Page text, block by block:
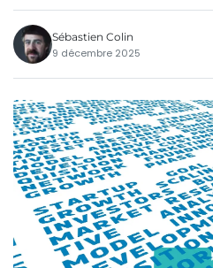
Sébastien Colin
9 décembre 2025